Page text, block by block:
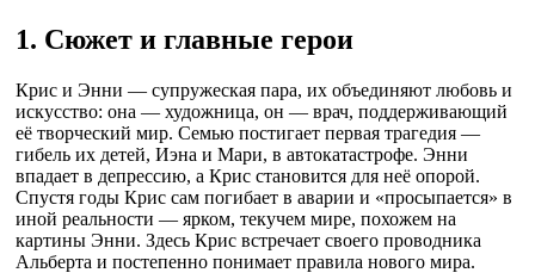
1. Сюжет и главные герои
Крис и Энни — супружеская пара, их объединяют любовь и
искусство: она — художница, он — врач, поддерживающий
её творческий мир. Семью постигает первая трагедия —
гибель их детей, Иэна и Мари, в автокатастрофе. Энни
впадает в депрессию, а Крис становится для неё опорой.
Спустя годы Крис сам погибает в аварии и «просыпается» в
иной реальности — ярком, текучем мире, похожем на
картины Энни. Здесь Крис встречает своего проводника
Альберта и постепенно понимает правила нового мира.